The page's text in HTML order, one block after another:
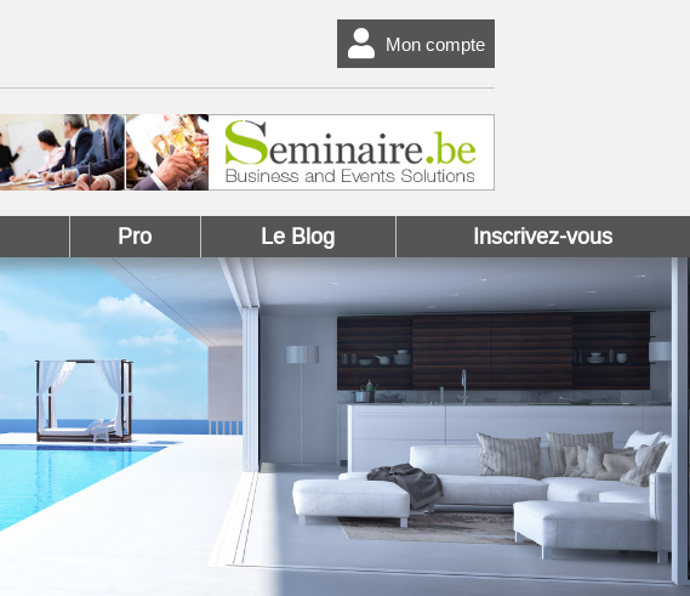
Mon compte
Pro Le Blog Inscrivez-vous